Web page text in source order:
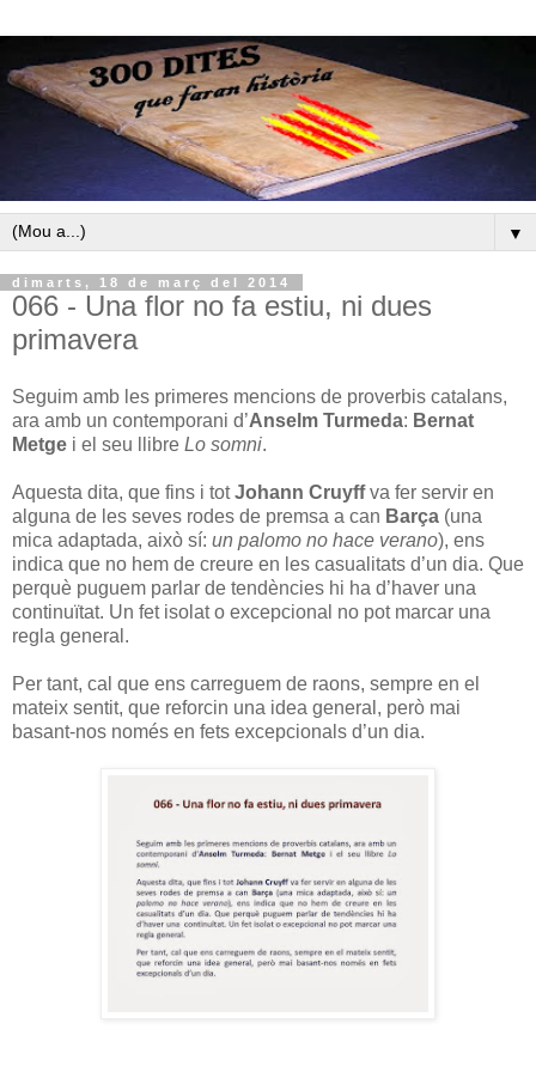
▼
dimarts, 18 de març del 2014
066 - Una flor no fa estiu, ni dues
primavera
Seguim amb les primeres mencions de proverbis catalans,
ara amb un contemporani d’Anselm Turmeda: Bernat
Metge i el seu llibre Lo somni.
Aquesta dita, que fins i totJohann Cruyffva fer servir en
alguna de les seves rodes de premsa a can Barça (una
mica adaptada, això sí: un palomo no hace verano), ens
indica que no hem de creure en les casualitats d’un dia. Que
perquè puguem parlar de tendències hi ha d’haver una
continuïtat. Un fet isolat o excepcional no pot marcar una
regla general.
Per tant, cal que ens carreguem de raons, sempre en el
mateix sentit, que reforcin una idea general, però mai
basant-nos només en fets excepcionals d’un dia.